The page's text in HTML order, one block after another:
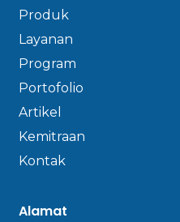
Produk
Layanan
Program
Portofolio
Artikel
Kemitraan
Kontak
Alamat